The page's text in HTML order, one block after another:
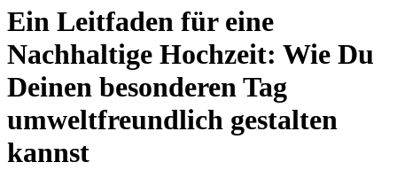
Ein Leitfaden für eine
Nachhaltige Hochzeit: Wie Du
Deinen besonderen Tag
umweltfreundlich gestalten
kannst